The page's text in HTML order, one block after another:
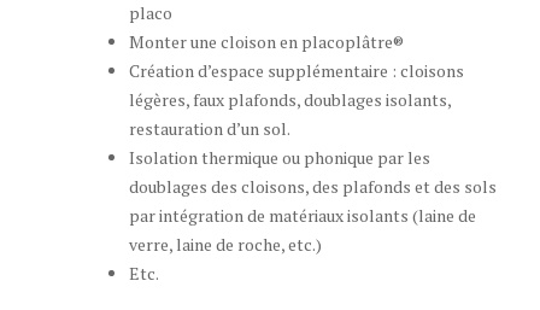
placo
Monter une cloison en placoplâtre®
Création d’espace supplémentaire : cloisons
légères, faux plafonds, doublages isolants,
restauration d’un sol.
Isolation thermique ou phonique par les
doublages des cloisons, des plafonds et des sols
par intégration de matériaux isolants (laine de
verre, laine de roche, etc.)
Etc.